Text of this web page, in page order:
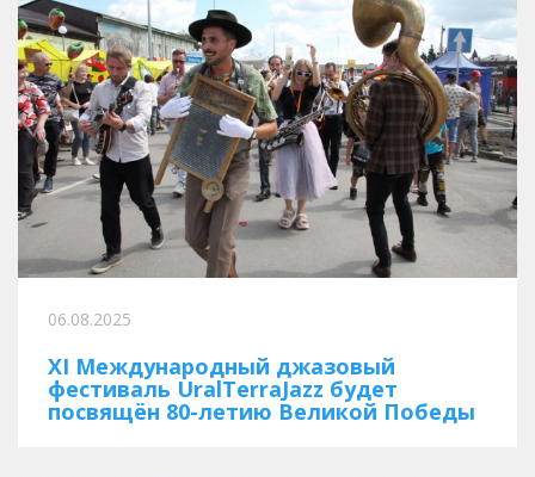
06.08.2025
XI Международный джазовый
фестиваль UralTerraJazz будет
посвящён 80-летию Великой Победы